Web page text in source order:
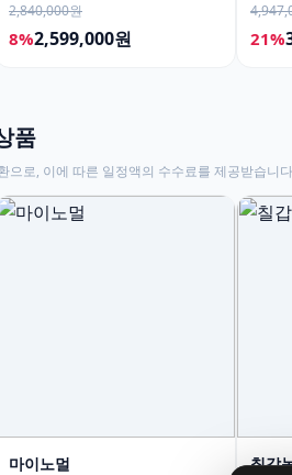
2,840,000원
8%2,599,000원 21%
품
으로, 이에 따른 일정액의 수수료를 제공받습니
마이노멀 칠갑